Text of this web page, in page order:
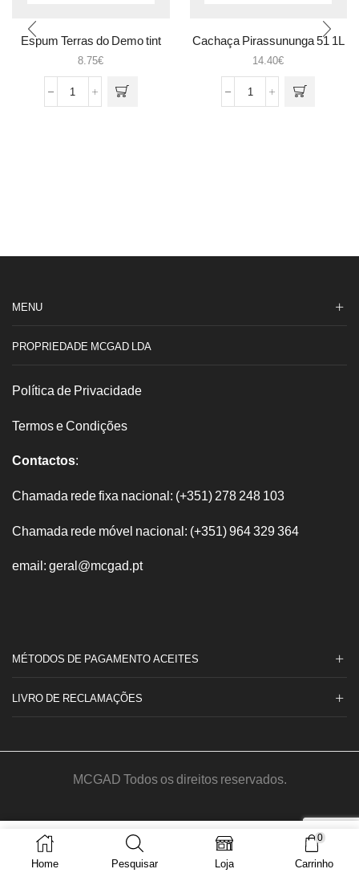
Espum Terras do Demo tint
brut 0.75
8.75€
Quantidade
Cachaça Pirassununga 51 1L
14.40€
Quantidade
MENU
PROPRIEDADE MCGAD LDA
Política de Privacidade
Termos e Condições
Contactos:
Chamada rede fixa nacional: (+351) 278 248 103
Chamada rede móvel nacional: (+351) 964 329 364
email: geral@mcgad.pt
MÉTODOS DE PAGAMENTO ACEITES
LIVRO DE RECLAMAÇÕES
MCGAD Todos os direitos reservados.
© Made by MediaOn
ADICIONAR
Home Pesquisar Loja
0
Carrinho